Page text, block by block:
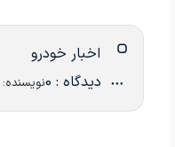
اخبار خودرو
دیدگاه : 0 نویسنده: